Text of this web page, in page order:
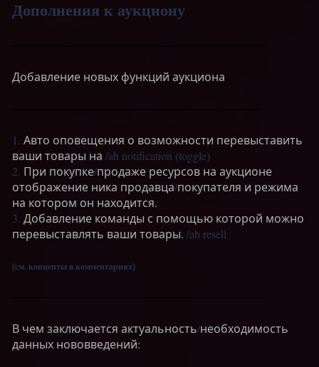
Дополнения к аукциону
Добавление новых функций аукциона
1. Авто оповещения о возможности перевыставить
ваши товары на /ah notification (toggle)
2. При покупке/продаже ресурсов на аукционе
отображение ника продавца/покупателя и режима
на котором он находится.
3. Добавление команды с помощью которой можно
перевыставлять ваши товары. /ah resell
(см. концепты в комментариях)
В чем заключается актуальность/необходимость
данных нововведений: